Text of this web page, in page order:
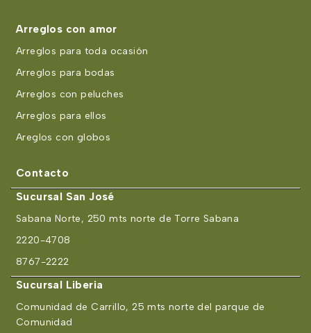
Arreglos con amor
Arreglos para toda ocasión
Arreglos para bodas
Arreglos con peluches
Arreglos para ellos
Areglos con globos
Contacto
Sucursal San José
Sabana Norte, 250 mts norte de Torre Sabana
2220-4708
8767-2222
Sucursal Liberia
Comunidad de Carrillo, 25 mts norte del parque de
Comunidad